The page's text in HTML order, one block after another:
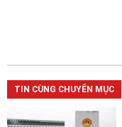
TIN CÙNG CHUYÊN MỤC